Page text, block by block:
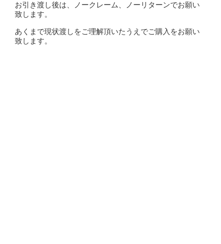
お引き渡し後は、ノークレーム、ノーリターンでお願い
致します。
あくまで現状渡しをご理解頂いたうえでご購入をお願い
致します。